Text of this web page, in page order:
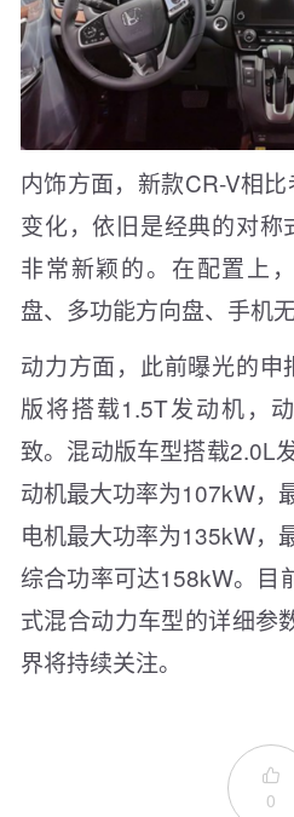
内饰方面，新款CR-V相
变化，依旧是经典的对
非常新颖的。在配置上
盘、多功能方向盘、手机
动力方面，此前曝光的
版将搭载1.5T发动机，
致。混动版车型搭载2.0L
动机最大功率为107kW，
电机最大功率为135kW，
综合功率可达158kW。目
式混合动力车型的详细参
界将持续关注。

0